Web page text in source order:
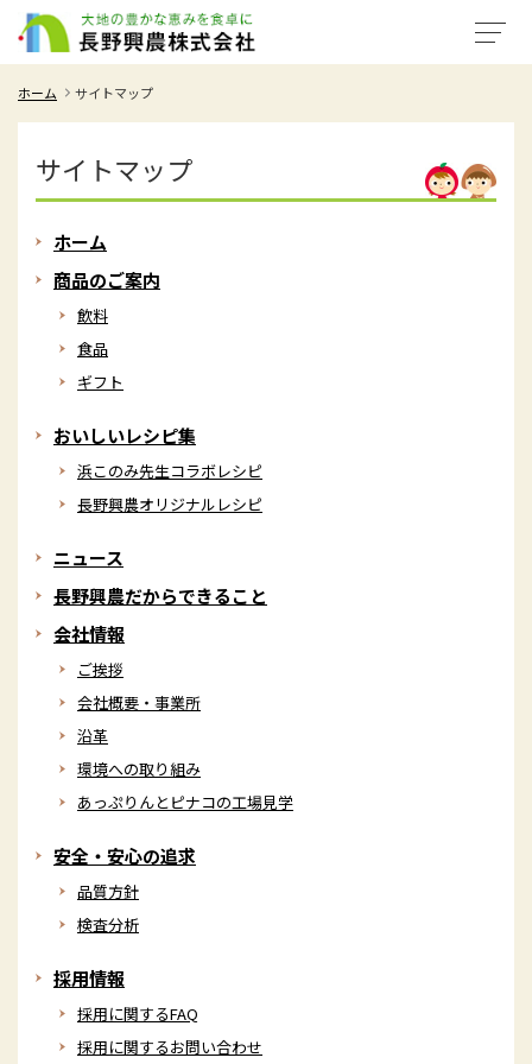
ホーム サイトマップ
サイトマップ
ホーム
商品のご案内
飲料
食品
ギフト
おいしいレシピ集
浜このみ先生コラボレシピ
長野興農オリジナルレシピ
ニュース
長野興農だからできること
会社情報
ご挨拶
会社概要・事業所
沿革
環境への取り組み
あっぷりんとピナコの工場見学
安全・安心の追求
品質方針
検査分析
採用情報
採用に関するFAQ
採用に関するお問い合わせ